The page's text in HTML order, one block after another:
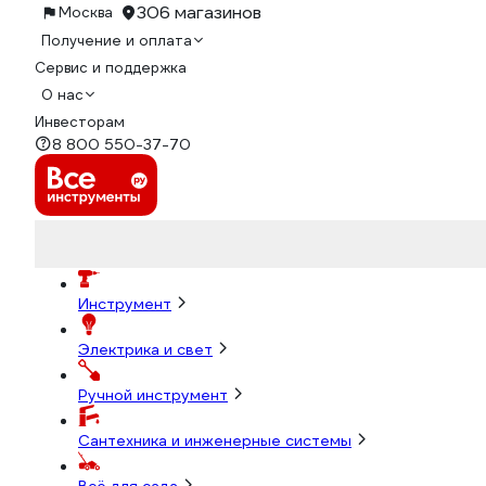
Москва 306 магазинов
Получение и оплата
Сервис и поддержка
О нас
Инвесторам
8 800 550-37-70
Инструмент
Электрика и свет
Ручной инструмент
Сантехника и инженерные системы